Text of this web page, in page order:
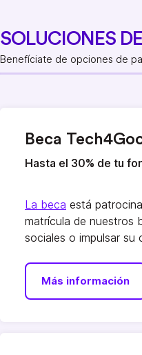
SOLUCIONES
Benefíciate de opciones de
Beca
Hasta el 30% de tu
La beca está
matrícula de nuestros
sociales o impulsar su
Más información